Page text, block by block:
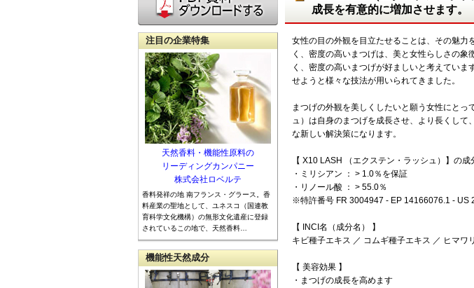
成長を有意的に増加させます。
女性の目の外観を目立たせることは、その魅力
く、密度の高いまつげは、美と女性らしさの
く、密度の高いまつげが好ましいと考えていま
せようと様々な技法が用いられてきました。
まつげの外観を美しくしたいと願う女性にとっ
ュ）は自身のまつげを成長させ、より長くして
な新しい解決策になります。
【 X10 LASH （エクステン・ラッシュ）】の成
・ミリシアン ： > 1.0％を保証
・リノール酸 ： > 55.0％
※特許番号 FR 3004947 - EP 14166076.1 - US
【 INCI名（成分名） 】
キビ種子エキス ／ コムギ種子エキス ／ ヒマワ
【 美容効果 】
・まつげの成長を高めます
注目の企業特集
天然香料・機能性原料の
リーディングカンパニー
株式会社ロベルテ
香料発祥の地 南フランス・グラース。香
料産業の聖地として、ユネスコ（国連教
育科学文化機構）の無形文化遺産に登録
されているこの地で、天然香料…
機能性天然成分